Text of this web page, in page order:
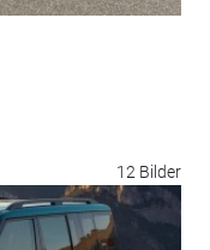
12 Bilder